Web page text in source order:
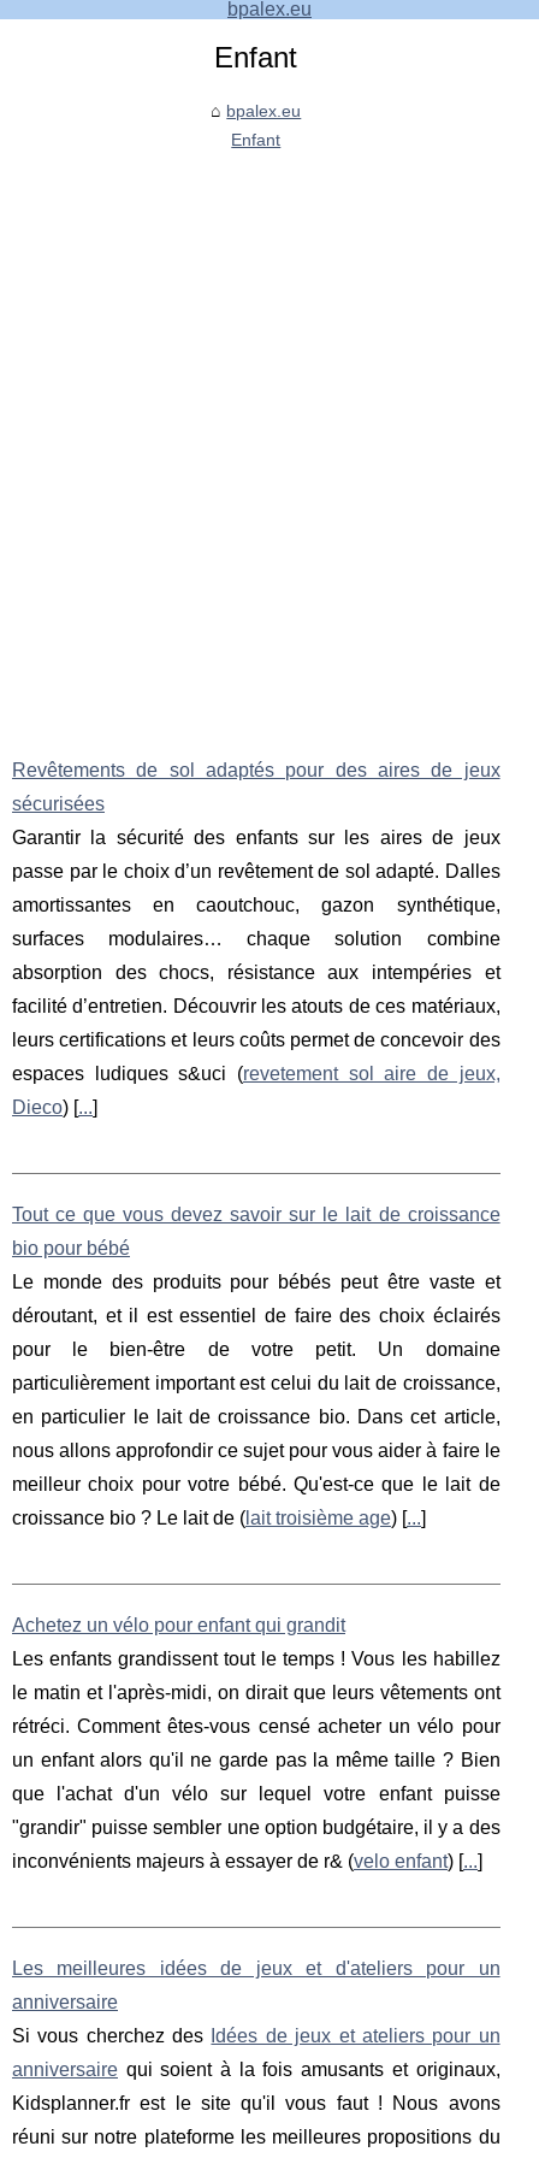
Enfant
bpalex.eu
Enfant
Revêtements de sol adaptés pour des aires de jeux
sécurisées
Garantir la sécurité des enfants sur les aires de jeux
passe par le choix d’un revêtement de sol adapté. Dalles
amortissantes en caoutchouc, gazon synthétique,
surfaces modulaires… chaque solution combine
absorption des chocs, résistance aux intempéries et
facilité d’entretien. Découvrir les atouts de ces matériaux,
leurs certifications et leurs coûts permet de concevoir des
espaces ludiques s&uci (revetement sol aire de jeux,
Dieco) [...]
Tout ce que vous devez savoir sur le lait de croissance
bio pour bébé
Le monde des produits pour bébés peut être vaste et
déroutant, et il est essentiel de faire des choix éclairés
pour le bien-être de votre petit. Un domaine
particulièrement important est celui du lait de croissance,
en particulier le lait de croissance bio. Dans cet article,
nous allons approfondir ce sujet pour vous aider à faire le
meilleur choix pour votre bébé. Qu'est-ce que le lait de
croissance bio ? Le lait de ( lait troisième age) [...]
Achetez un vélo pour enfant qui grandit
Les enfants grandissent tout le temps ! Vous les habillez
le matin et l'après-midi, on dirait que leurs vêtements ont
rétréci. Comment êtes-vous censé acheter un vélo pour
un enfant alors qu'il ne garde pas la même taille ? Bien
que l'achat d'un vélo sur lequel votre enfant puisse
"grandir" puisse sembler une option budgétaire, il y a des
inconvénients majeurs à essayer de r& (velo enfant) [...]
Les meilleures idées de jeux et d'ateliers pour un
anniversaire
Si vous cherchez des Idées de jeux et ateliers pour un
anniversaire qui soient à la fois amusants et originaux,
Kidsplanner.fr est le site qu'il vous faut ! Nous avons
réuni sur notre plateforme les meilleures propositions du
bpalex.eu